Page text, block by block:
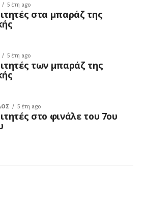
5 έτη ago
στα μπαράζ της
5 έτη ago
των μπαράζ της
5 έτη ago
στο φινάλε του 7ου